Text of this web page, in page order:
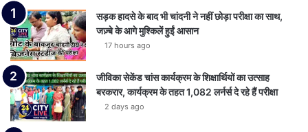
सड़क हादसे के बाद भी चांदनी ने नहीं छोड़ा परीक्षा का साथ,
जज़्बे के आगे मुश्किलें हुईं आसान
17 hours ago
जीविका सेकेंड चांस कार्यक्रम के शिक्षार्थियों का उत्साह
बरकरार, कार्यक्रम के तहत 1,082 लर्नर्स दे रहे हैं परीक्षा
2 days ago